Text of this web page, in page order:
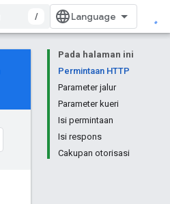
/
Pada halaman ini
Permintaan HTTP
Parameter jalur
Parameter kueri
Isi permintaan
Isi respons
Cakupan otorisasi